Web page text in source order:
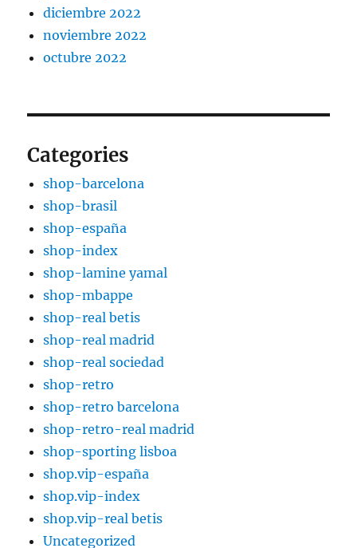
diciembre 2022
noviembre 2022
octubre 2022
Categories
shop-barcelona
shop-brasil
shop-españa
shop-index
shop-lamine yamal
shop-mbappe
shop-real betis
shop-real madrid
shop-real sociedad
shop-retro
shop-retro barcelona
shop-retro-real madrid
shop-sporting lisboa
shop.vip-españa
shop.vip-index
shop.vip-real betis
Uncategorized